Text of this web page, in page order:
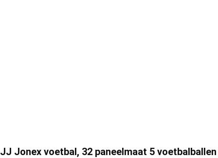
JJ Jonex voetbal, 32 paneelmaat 5 voetbalballen